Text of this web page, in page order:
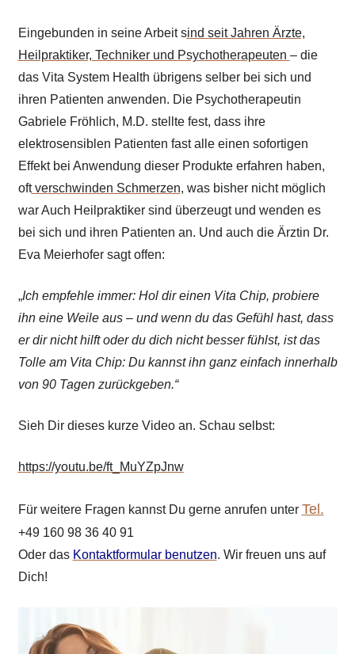
Eingebunden in seine Arbeit sind seit Jahren Ärzte,
Heilpraktiker, Techniker und Psychotherapeuten – die
das Vita System Health übrigens selber bei sich und
ihren Patienten anwenden. Die Psychotherapeutin
Gabriele Fröhlich, M.D. stellte fest, dass ihre
elektrosensiblen Patienten fast alle einen sofortigen
Effekt bei Anwendung dieser Produkte erfahren haben,
oftverschwinden Schmerzen, was bisher nicht möglich
war Auch Heilpraktiker sind überzeugt und wenden es
bei sich und ihren Patienten an. Und auch die Ärztin Dr.
Eva Meierhofer sagt offen:
„Ich empfehle immer: Hol dir einen Vita Chip, probiere
ihn eine Weile aus – und wenn du das Gefühl hast, dass
er dir nicht hilft oder du dich nicht besser fühlst, ist das
Tolle am Vita Chip: Du kannst ihn ganz einfach innerhalb
von 90 Tagen zurückgeben.“
Sieh Dir dieses kurze Video an. Schau selbst:
https://youtu.be/ft_MuYZpJnw
Für weitere Fragen kannst Du gerne anrufen unter Tel.
+49 160 98 36 40 91
Oder das Kontaktformular benutzen. Wir freuen uns auf
Dich!